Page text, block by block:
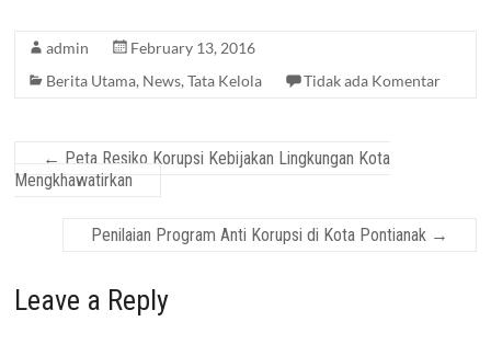
admin
February 13, 2016
Berita Utama, News,Tata Kelola Tidak ada Komentar
← Peta Resiko Korupsi Kebijakan Lingkungan Kota
Mengkhawatirkan
Penilaian Program Anti Korupsi di Kota Pontianak →
Leave a Reply